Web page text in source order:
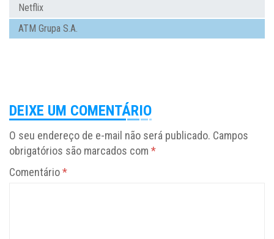
Netflix
ATM Grupa S.A.
DEIXE UM COMENTÁRIO
O seu endereço de e-mail não será publicado. Campos
obrigatórios são marcados com *
Comentário*